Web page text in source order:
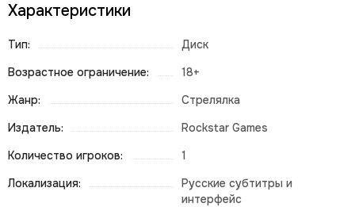
Характеристики
Тип:
Диск
Возрастное ограничение:
18+
Жанр:
Стрелялка
Издатель:
Rockstar Games
Количество игроков:
1
Локализация:
Русские субтитры и
интерфейс